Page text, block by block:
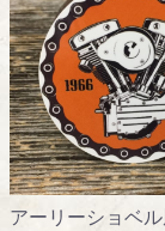
アーリーショベ